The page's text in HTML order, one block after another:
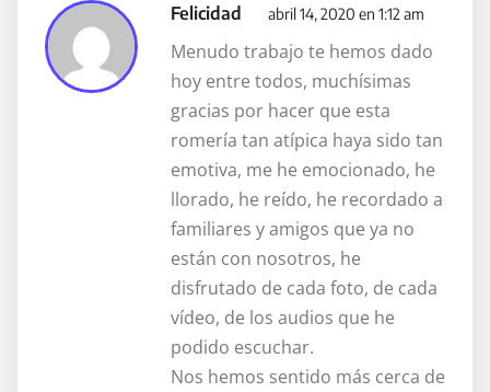
Felicidad abril 14, 2020 en 1:12 am
Menudo trabajo te hemos dado
hoy entre todos, muchísimas
gracias por hacer que esta
romería tan atípica haya sido tan
emotiva, me he emocionado, he
llorado, he reído, he recordado a
familiares y amigos que ya no
están con nosotros, he
disfrutado de cada foto, de cada
vídeo, de los audios que he
podido escuchar.
Nos hemos sentido más cerca de